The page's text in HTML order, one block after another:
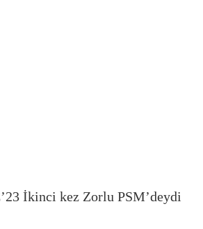
İkinci kez Zorlu PSM’deydi